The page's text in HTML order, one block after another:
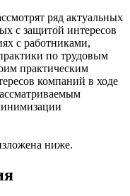
ряд актуальных
с защитой интересов
с работниками,
по трудовым
практическим
компаний в ходе
ниже.